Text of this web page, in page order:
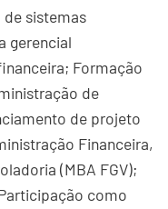
de sistemas
gerencial
Formação
de
de projeto
Financeira,
(MBA FGV);
como